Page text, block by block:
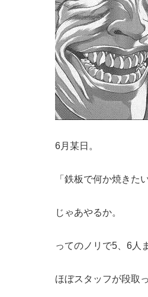
6月某日。
「鉄板で何か焼きた
じゃあやるか。
ってのノリで5、6人
ほぼスタッフが段取